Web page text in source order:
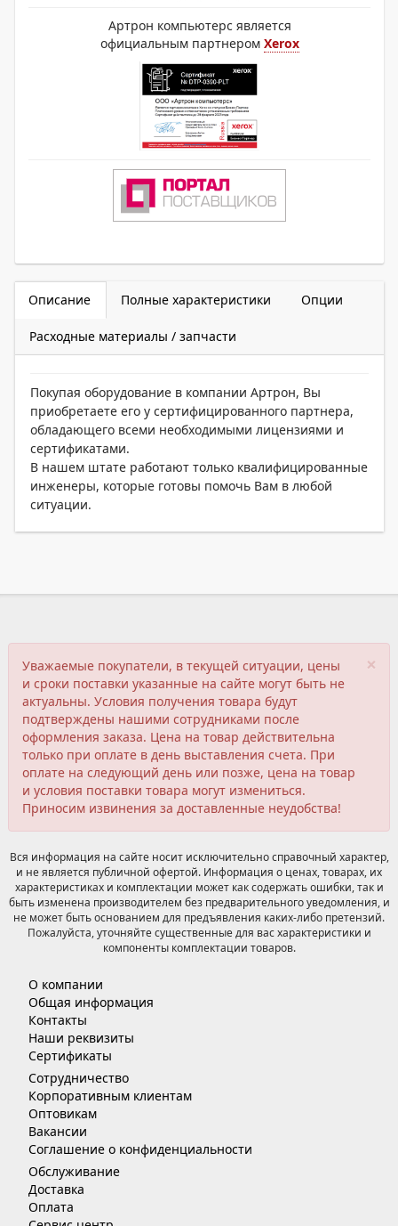
Артрон компьютерс является
официальным партнером Xerox
Описание Полные характеристики Опции
Расходные материалы / запчасти
Покупая оборудование в компании Артрон, Вы
приобретаете его у сертифицированного партнера,
обладающего всеми необходимыми лицензиями и
сертификатами.
В нашем штате работают только квалифицированные
инженеры, которые готовы помочь Вам в любой
ситуации.
×
Уважаемые покупатели, в текущей ситуации, цены
и сроки поставки указанные на сайте могут быть не
актуальны. Условия получения товара будут
подтверждены нашими сотрудниками после
оформления заказа. Цена на товар действительна
только при оплате в день выставления счета. При
оплате на следующий день или позже, цена на товар
и условия поставки товара могут измениться.
Приносим извинения за доставленные неудобства!
Вся информация на сайте носит исключительно справочный характер,
и не является публичной офертой. Информация о ценах, товарах, их
характеристиках и комплектации может как содержать ошибки, так и
быть изменена производителем без предварительного уведомления, и
не может быть основанием для предъявления каких-либо претензий.
Пожалуйста, уточняйте существенные для вас характеристики и
компоненты комплектации товаров.
О компании
Общая информация
Контакты
Наши реквизиты
Сертификаты
Сотрудничество
Корпоративным клиентам
Оптовикам
Вакансии
Соглашение о конфиденциальности
Обслуживание
Доставка
Оплата